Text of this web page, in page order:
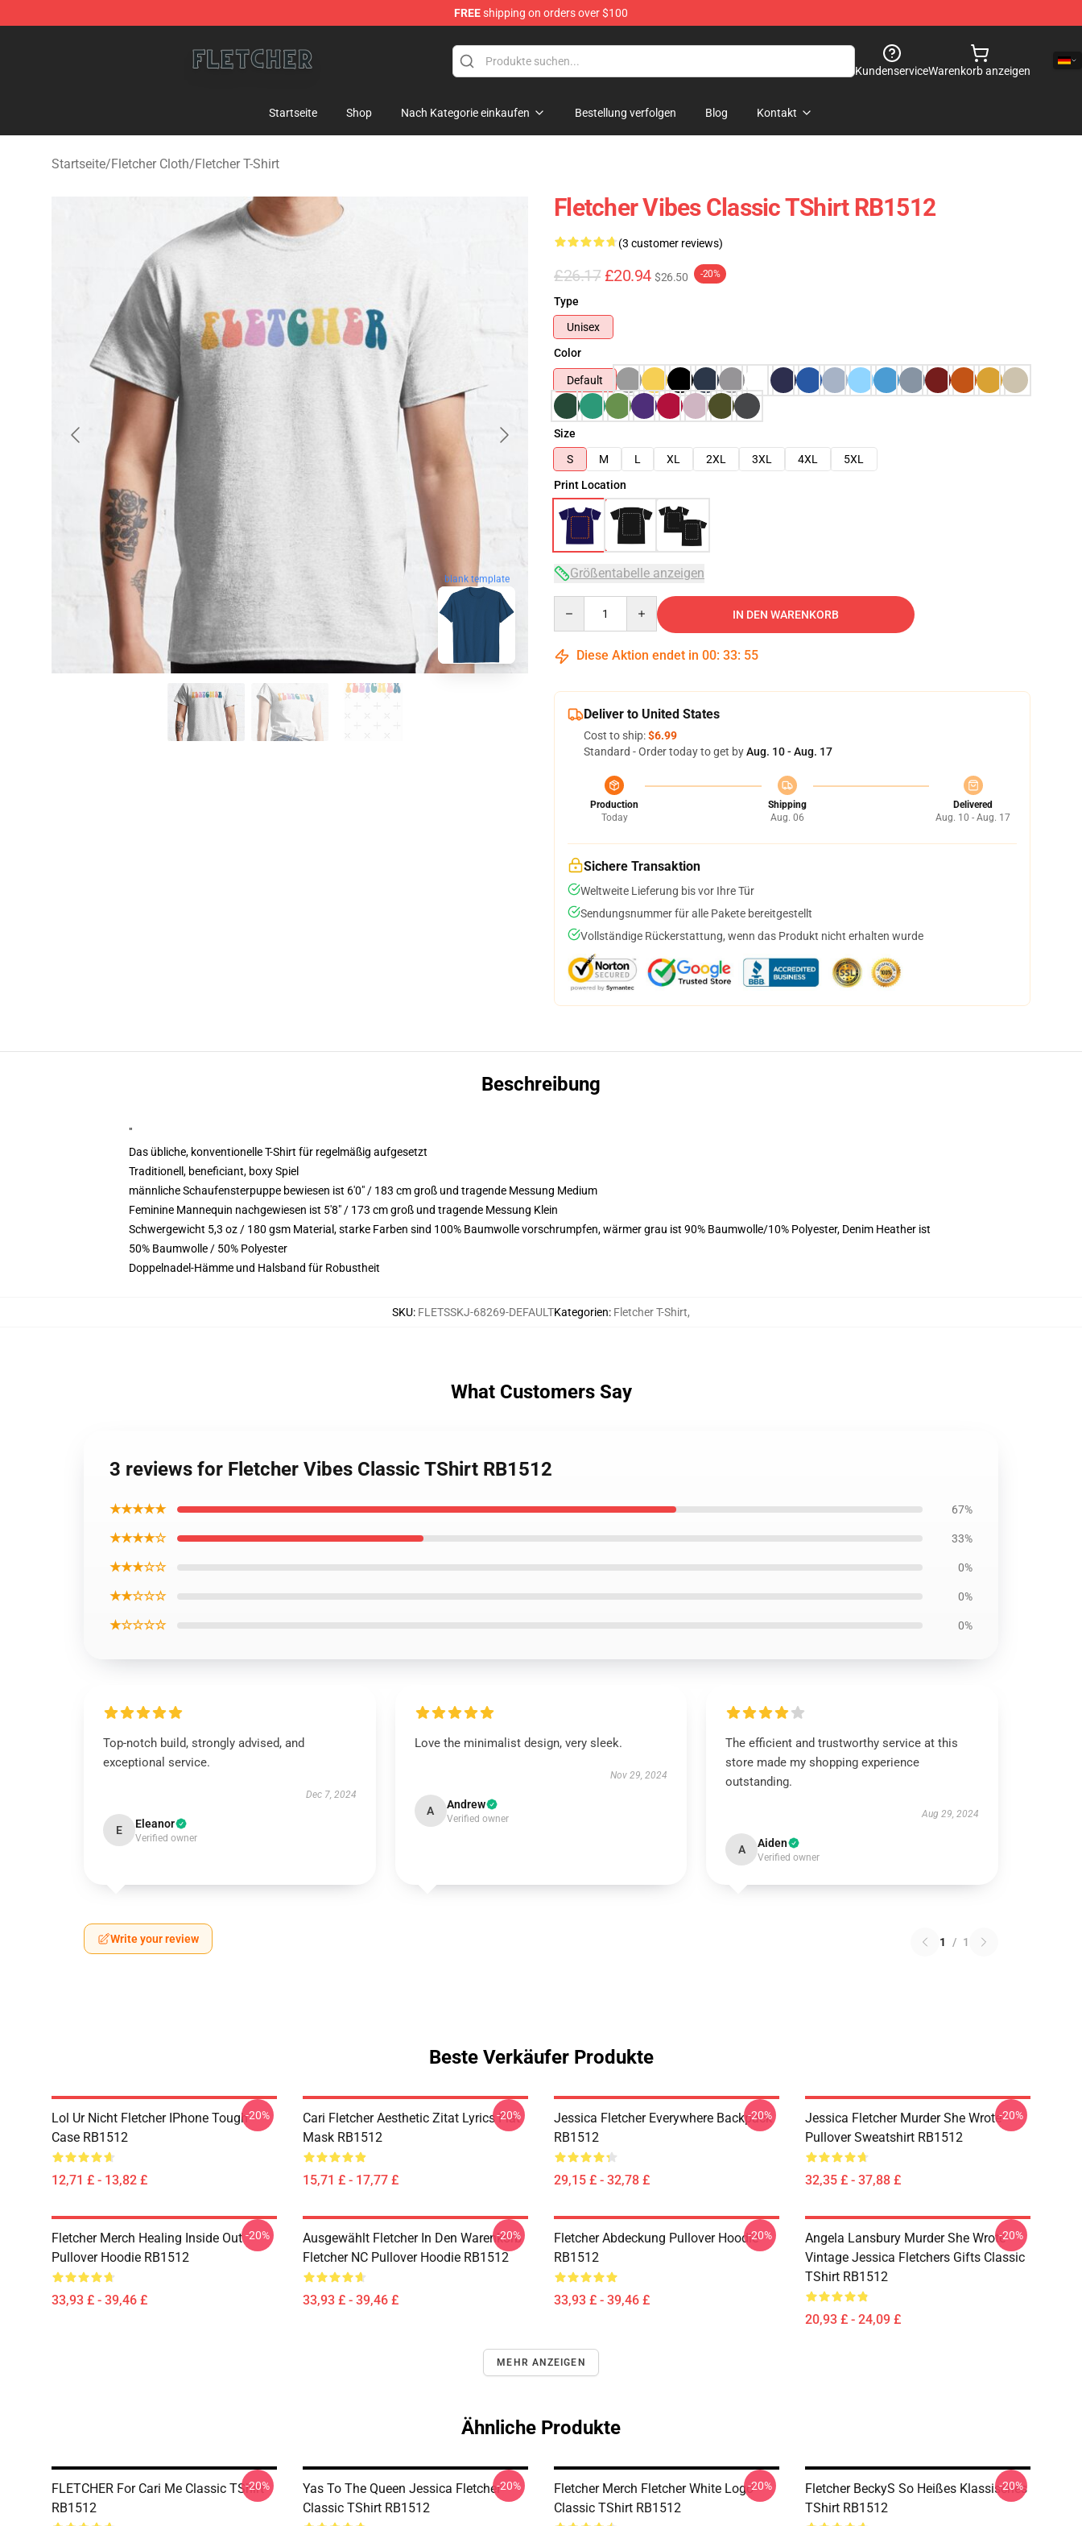
FREEshipping on orders over $100
KundenserviceWarenkorb anzeigen
Startseite Shop Nach Kategorie einkaufen Bestellung verfolgen Blog Kontakt
Startseite/Fletcher Cloth/Fletcher T-Shirt
blank template
Fletcher Vibes Classic TShirt RB1512
(3 customer reviews)
£26.17 £20.94 $26.50 -20%
Type
Unisex
Color
Default
Size
S
M L XL 2XL 3XL 4XL
5XL
Print Location
Größentabelle anzeigen
IN DEN WARENKORB
Diese Aktion endet in 00: 33: 54
Deliver to United States
Cost to ship:$6.99
Standard - Order today to get byAug. 10 - Aug. 17
Production
Today
Shipping
Aug. 06
Delivered
Aug. 10 - Aug. 17
Sichere Transaktion
Weltweite Lieferung bis vor Ihre Tür
Sendungsnummer für alle Pakete bereitgestellt
Vollständige Rückerstattung, wenn das Produkt nicht erhalten wurde
Beschreibung
"
Das übliche, konventionelle T-Shirt für regelmäßig aufgesetzt
Traditionell, beneficiant, boxy Spiel
männliche Schaufensterpuppe bewiesen ist 6'0" / 183 cm groß und tragende Messung Medium
Feminine Mannequin nachgewiesen ist 5'8" / 173 cm groß und tragende Messung Klein
Schwergewicht 5,3 oz / 180 gsm Material, starke Farben sind 100% Baumwolle vorschrumpfen, wärmer grau ist 90% Baumwolle/10% Polyester, Denim Heather ist
50% Baumwolle / 50% Polyester
Doppelnadel-Hämme und Halsband für Robustheit
SKU: FLETSSKJ-68269-DEFAULTKategorien: Fletcher T-Shirt,
What Customers Say
3 reviews for Fletcher Vibes Classic TShirt RB1512
★★★★★ 67%
★★★★☆ 33%
★★★☆☆ 0%
★★☆☆☆ 0%
★☆☆☆☆ 0%
Top-notch build, strongly advised, and
exceptional service.
Dec 7, 2024
E Eleanor
Verified owner
Love the minimalist design, very sleek.
Nov 29, 2024
A Andrew
Verified owner
The efficient and trustworthy service at this
store made my shopping experience
outstanding.
Aug 29, 2024
A Aiden
Verified owner
Write your review 1 / 1
Beste Verkäufer Produkte
Lol Ur Nicht Fletcher IPhone Tough
Case RB1512
12,71 £ - 13,82 £
-20%
Cari Fletcher Aesthetic Zitat Lyrics Flat
Mask RB1512
15,71 £ - 17,77 £
-20%
Jessica Fletcher Everywhere Backpack
RB1512
29,15 £ - 32,78 £
-20%
Jessica Fletcher Murder She Wrote
Pullover Sweatshirt RB1512
32,35 £ - 37,88 £
-20%
Fletcher Merch Healing Inside Out
Pullover Hoodie RB1512
33,93 £ - 39,46 £
-20%
Ausgewählt Fletcher In Den Warenkorb
Fletcher NC Pullover Hoodie RB1512
33,93 £ - 39,46 £
-20%
Fletcher Abdeckung Pullover Hoodie
RB1512
33,93 £ - 39,46 £
-20%
Angela Lansbury Murder She Wrote
Vintage Jessica Fletchers Gifts Classic
TShirt RB1512
20,93 £ - 24,09 £
-20%
MEHR ANZEIGEN
Ähnliche Produkte
FLETCHER For Cari Me Classic TShirt
RB1512
-20%
Yas To The Queen Jessica Fletcher
Classic TShirt RB1512
-20%
Fletcher Merch Fletcher White Logo
Classic TShirt RB1512
-20%
Fletcher BeckyS So Heißes Klassisches
TShirt RB1512
-20%